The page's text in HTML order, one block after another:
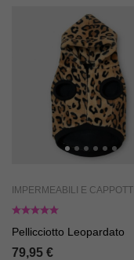
IMPERMEABILI E
Pellicciotto Leopardato
79,95 €